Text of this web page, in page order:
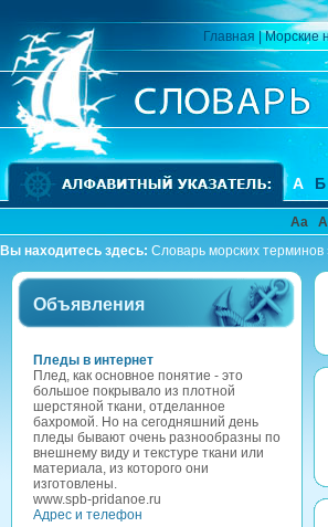
Главная |Морские
А Б
Аа
Вы находитесь здесь: Словарь морских терминов
Объявления
Пледы в интернет
Плед, как основное понятие - это
большое покрывало из плотной
шерстяной ткани, отделанное
бахромой. Но на сегодняшний день
пледы бывают очень разнообразны по
внешнему виду и текстуре ткани или
материала, из которого они
изготовлены.
www.spb-pridanoe.ru
Адрес и телефон